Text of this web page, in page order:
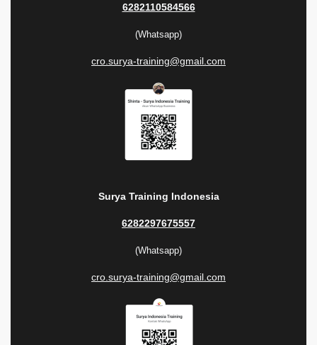
6282110584566
(Whatsapp)
cro.surya-training@gmail.com
Surya Training Indonesia
6282297675557
(Whatsapp)
cro.surya-training@gmail.com